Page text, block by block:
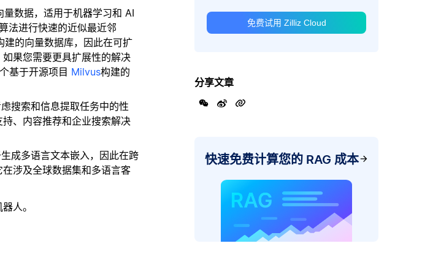
数据，适用于机器学习和 AI
法进行快速的近似最近邻
建的向量数据库，因此在可扩
果您需要更具扩展性的解决
基于开源项目 Milvus构建的
搜索和信息提取任务中的性
、内容推荐和企业搜索解决
成多语言文本嵌入，因此在跨
涉及全球数据集和多语言客
人。
免费试用 Zilliz Cloud
分享文章
快速免费计算您的 RAG 成本